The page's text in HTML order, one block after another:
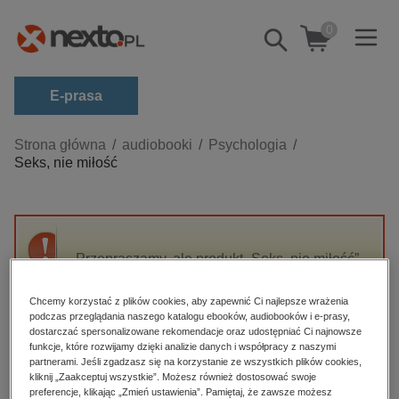
Pokaż/schowaj
wyszukiwarkę
0
E-prasa
Kategorie
Zobacz wszystkie E-prasa
budownictwo, aranżacja wnętrz
darmowe wydania
edukacja
hobby, sport, rozrywka
komputery, internet, technologie, informatyka
Strona główna audiobooki
Psychologia
Seks, nie miłość
Przepraszamy, ale produkt „Seks, nie miłość”
High-contrast mode
Polecane
Chcemy korzystać z plików cookies, aby zapewnić Ci najlepsze wrażenia
podczas przeglądania naszego katalogu ebooków, audiobooków i e-prasy,
dostarczać spersonalizowane rekomendacje oraz udostępniać Ci najnowsze
funkcje, które rozwijamy dzięki analizie danych i współpracy z naszymi
partnerami. Jeśli zgadzasz się na korzystanie ze wszystkich plików cookies,
kliknij „Zaakceptuj wszystkie”. Możesz również dostosować swoje
preferencje, klikając „Zmień ustawienia”. Pamiętaj, że zawsze możesz